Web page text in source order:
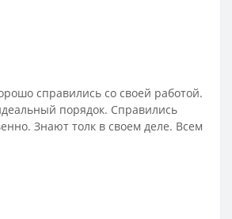
справились со своей работой.
порядок. Справились
Знают толк в своем деле. Всем